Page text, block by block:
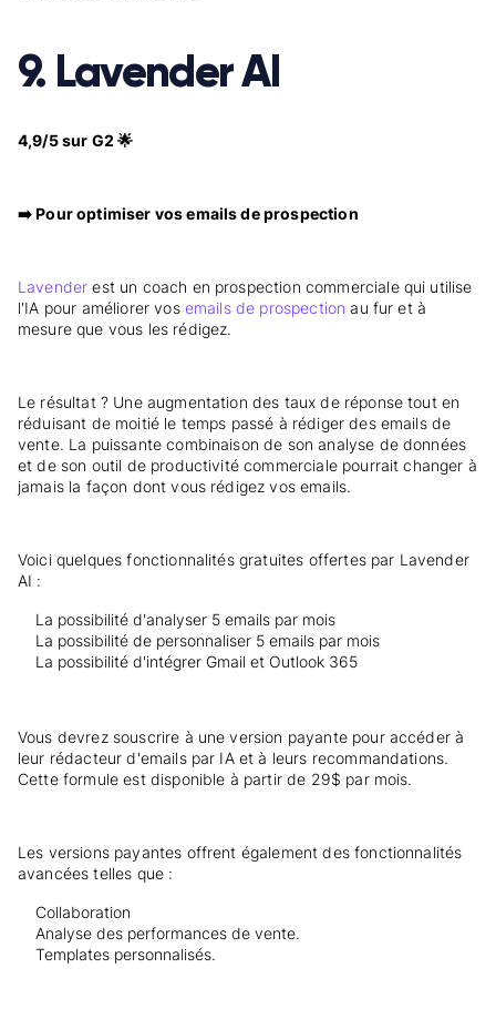
9. Lavender AI
4,9/5 sur G2 🌟
➡️ Pour optimiser vos emails de prospection
Lavender est un coach en prospection commerciale qui utilise
l'IA pour améliorer vos emails de prospection au fur et à
mesure que vous les rédigez.
Le résultat ? Une augmentation des taux de réponse tout en
réduisant de moitié le temps passé à rédiger des emails de
vente. La puissante combinaison de son analyse de données
et de son outil de productivité commerciale pourrait changer à
jamais la façon dont vous rédigez vos emails.
Voici quelques fonctionnalités gratuites offertes par Lavender
AI :
La possibilité d'analyser 5 emails par mois
La possibilité de personnaliser 5 emails par mois
La possibilité d'intégrer Gmail et Outlook 365
Vous devrez souscrire à une version payante pour accéder à
leur rédacteur d'emails par IA et à leurs recommandations.
Cette formule est disponible à partir de 29$ par mois.
Les versions payantes offrent également des fonctionnalités
avancées telles que :
Collaboration
Analyse des performances de vente.
Templates personnalisés.